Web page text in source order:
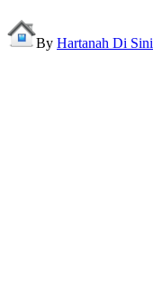
By Hartanah Di Sini